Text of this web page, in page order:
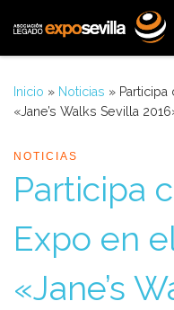
Saltar al contenido
Inicio » Noticias »
«Jane’s Walks Sevilla
NOTICIAS
Participa
Expo en
«Jane’s